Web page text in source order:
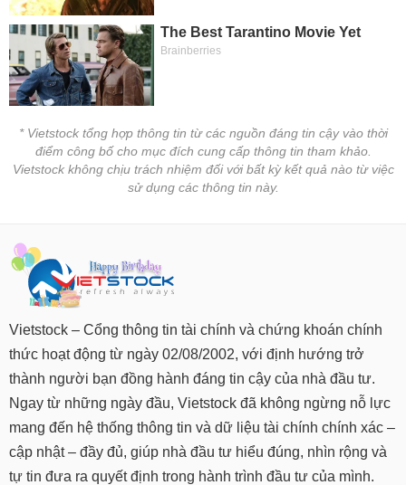
* Vietstock tổng hợp thông tin từ các nguồn đáng tin cậy vào thời
điểm công bố cho mục đích cung cấp thông tin tham khảo.
Vietstock không chịu trách nhiệm đối với bất kỳ kết quả nào từ việc
sử dụng các thông tin này.
Vietstock – Cổng thông tin tài chính và chứng khoán chính
thức hoạt động từ ngày 02/08/2002, với định hướng trở
thành người bạn đồng hành đáng tin cậy của nhà đầu tư.
Ngay từ những ngày đầu, Vietstock đã không ngừng nỗ lực
mang đến hệ thống thông tin và dữ liệu tài chính chính xác –
cập nhật – đầy đủ, giúp nhà đầu tư hiểu đúng, nhìn rộng và
tự tin đưa ra quyết định trong hành trình đầu tư của mình.